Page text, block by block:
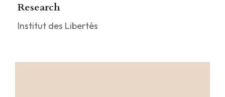
Research
Institut des Libertés